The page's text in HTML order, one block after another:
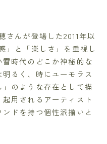
さんが登場した2011年以
」と「楽しさ」を重視し
時代のどこか神秘的な
るく、時にユーモラス
のような存在として描
用されるアーティスト
ドを持つ個性派揃いと